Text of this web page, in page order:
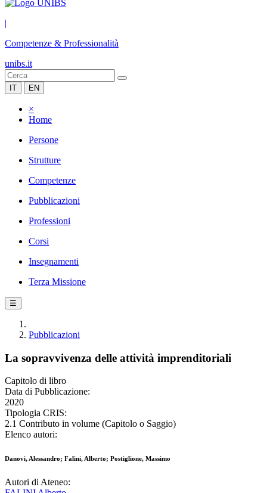
|
Competenze & Professionalità
unibs.it
IT EN
×
Home
Persone
Strutture
Competenze
Pubblicazioni
Professioni
Corsi
Insegnamenti
Terza Missione
☰
Pubblicazioni
La sopravvivenza delle attività imprenditoriali
Capitolo di libro
Data di Pubblicazione:
2020
Tipologia CRIS:
2.1 Contributo in volume (Capitolo o Saggio)
Elenco autori:
Danovi, Alessandro; Falini, Alberto; Postiglione, Massimo
Autori di Ateneo: